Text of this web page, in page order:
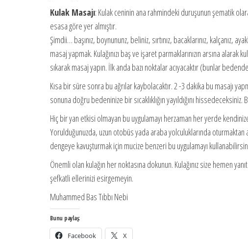
Kulak Masajı: Kulak ceninin ana rahmindeki duruşunun şematik
esasa göre yer almıştır.
Şimdii… başınız, boynununz, beliniz, sırtınız, bacaklarınız, kalçanız,
masaj yapmak. Kulağınızı baş ve işaret parmaklarınızın arsına
sıkarak masaj yapın. İlk anda bazı noktalar acıyacaktır (bunlar
Kısa bir süre sonra bu ağrılar kaybolacaktır. 2 -3 dakika bu masajı
sonuna doğru bedeninize bir sıcaklıklığın yayıldığını hissedeceksiniz.
Hiç bir yan etkisi olmayan bu uygulamayı herzaman her yerde
Yorulduğunuzda, uzun otobüs yada araba yolculuklarında oturmaktan
dengeye kavuşturmak için mucize benzeri bu uygulamayı
Önemli olan kulağın her noktasına dokunun. Kulağınız size hemen
şefkatli ellerinizi esirgemeyin.
Muhammed Bas Tıbbı Nebi
Bunu paylaş:
Facebook X